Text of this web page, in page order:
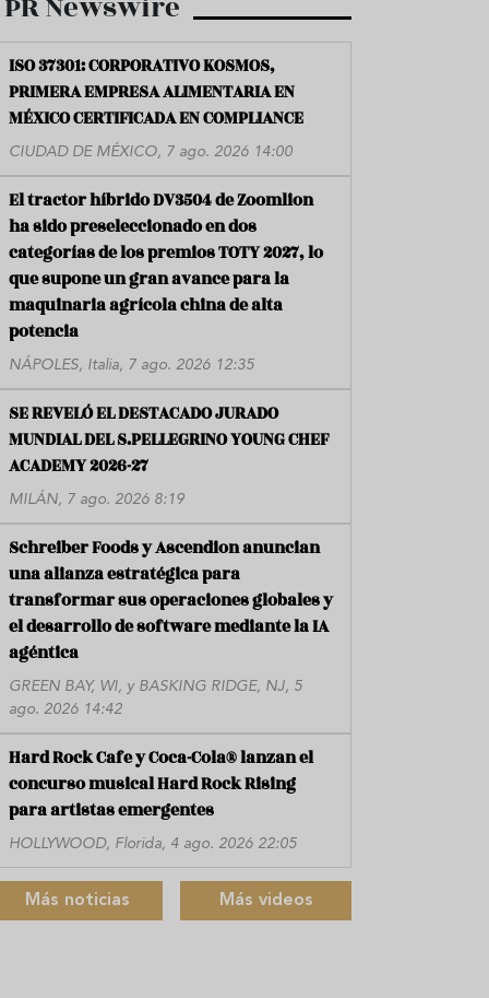
ISO 37301: CORPORATIVO KOSMOS,
PRIMERA EMPRESA ALIMENTARIA EN
MÉXICO CERTIFICADA EN COMPLIANCE
CIUDAD DE MÉXICO, 7 ago. 2026 14:00
El tractor híbrido DV3504 de Zoomlion
ha sido preseleccionado en dos
categorías de los premios TOTY 2027, lo
que supone un gran avance para la
maquinaria agrícola china de alta
potencia
NÁPOLES, Italia, 7 ago. 2026 12:35
SE REVELÓ EL DESTACADO JURADO
MUNDIAL DEL S.PELLEGRINO YOUNG CHEF
ACADEMY 2026-27
MILÁN, 7 ago. 2026 8:19
Schreiber Foods y Ascendion anuncian
una alianza estratégica para
transformar sus operaciones globales y
el desarrollo de software mediante la IA
agéntica
GREEN BAY, WI, y BASKING RIDGE, NJ, 5
ago. 2026 14:42
Hard Rock Cafe y Coca-Cola® lanzan el
concurso musical Hard Rock Rising
para artistas emergentes
HOLLYWOOD, Florida, 4 ago. 2026 22:05
Más noticias Más videos